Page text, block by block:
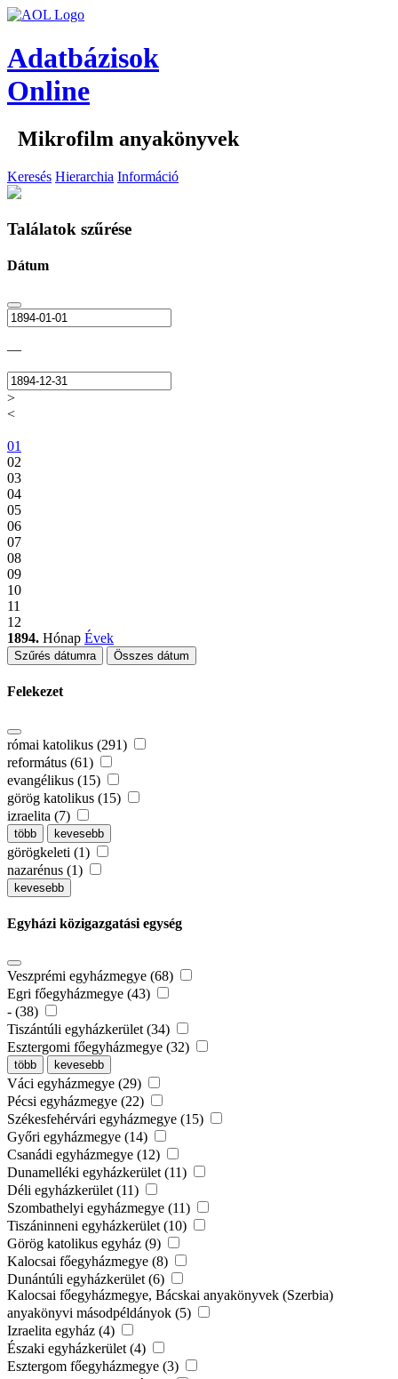
Adatbázisok
Online
Mikrofilm anyakönyvek
Keresés Hierarchia Információ
Találatok szűrése
Dátum
—
>
<
01
02
03
04
05
06
07
08
09
10
11
12
1894. Hónap Évek
Szűrés dátumra Összes dátum
Felekezet
római katolikus (291)
református (61)
evangélikus (15)
görög katolikus (15)
izraelita (7)
több kevesebb
görögkeleti (1)
nazarénus (1)
kevesebb
Egyházi közigazgatási egység
Veszprémi egyházmegye (68)
Egri főegyházmegye (43)
- (38)
Tiszántúli egyházkerület (34)
Esztergomi főegyházmegye (32)
több kevesebb
Váci egyházmegye (29)
Pécsi egyházmegye (22)
Székesfehérvári egyházmegye (15)
Győri egyházmegye (14)
Csanádi egyházmegye (12)
Dunamelléki egyházkerület (11)
Déli egyházkerület (11)
Szombathelyi egyházmegye (11)
Tiszáninneni egyházkerület (10)
Görög katolikus egyház (9)
Kalocsai főegyházmegye (8)
Dunántúli egyházkerület (6)
Kalocsai főegyházmegye, Bácskai anyakönyvek (Szerbia)
anyakönyvi másodpéldányok (5)
Izraelita egyház (4)
Északi egyházkerület (4)
Esztergom főegyházmegye (3)